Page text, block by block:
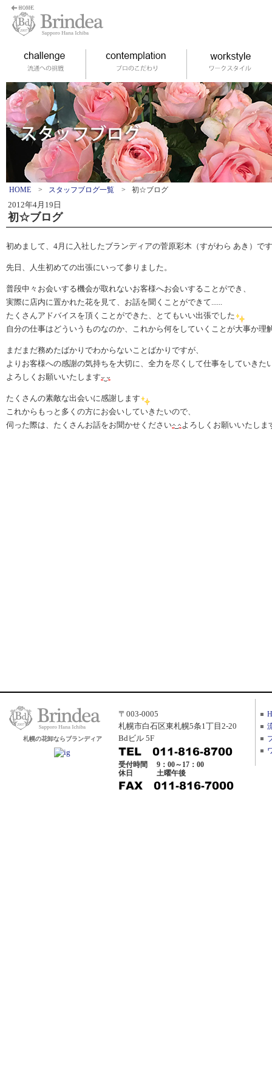
HOME > スタッフブログ一覧 > 初☆ブログ
2012年4月19日
初☆ブログ
初めまして、4月に入社したブランディアの菅原彩木（すがわら あき）です
先日、人生初めての出張にいって参りました。
普段中々お会いする機会が取れないお客様へお会いすることができ、
実際に店内に置かれた花を見て、お話を聞くことができて......
たくさんアドバイスを頂くことができた、とてもいい出張でした
自分の仕事はどういうものなのか、これから何をしていくことが大事か理
まだまだ務めたばかりでわからないことばかりですが、
よりお客様への感謝の気持ちを大切に、全力を尽くして仕事をしていきた
よろしくお願いいたします
たくさんの素敵な出会いに感謝します
これからもっと多くの方にお会いしていきたいので、
伺った際は、たくさんお話をお聞かせください
よろしくお願いいたしま
札幌の花卸ならブランディア
〒003-0005
札幌市白石区東札幌5条1丁目2-20
Bdビル 5F
受付時間
9：00～17：00
休日
土曜午後